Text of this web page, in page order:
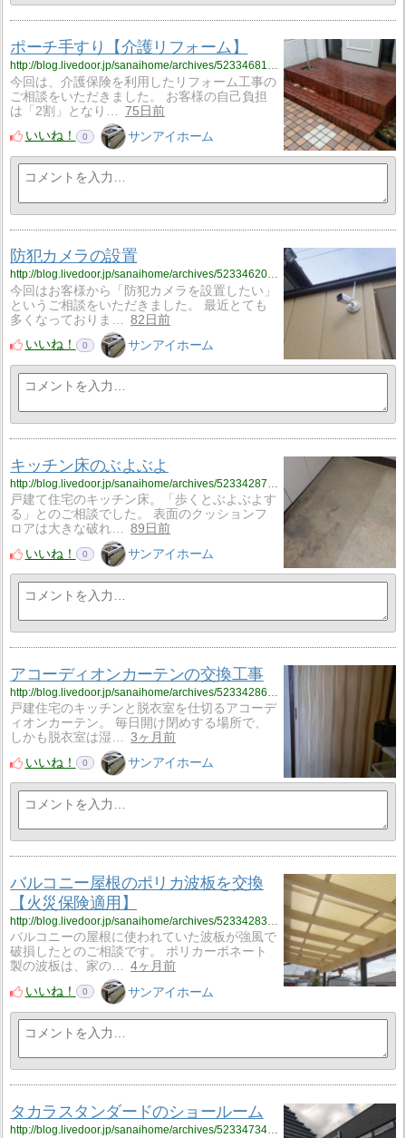
ポーチ手すり【介護リフォーム】
http://blog.livedoor.jp/sanaihome/archives/52334681.html
今回は、介護保険を利用したリフォーム工事の
ご相談をいただきました。 お客様の自己負担
は「2割」となり…
75日前
いいね！
0 サンアイホーム
防犯カメラの設置
http://blog.livedoor.jp/sanaihome/archives/52334620.html
今回はお客様から「防犯カメラを設置したい」
というご相談をいただきました。 最近とても
多くなっておりま…
82日前
いいね！
0 サンアイホーム
キッチン床のぶよぶよ
戸建て住宅のキッチン床。「歩くとぶよぶよす
る」とのご相談でした。 表面のクッションフ
ロアは大きな破れ…
89日前
いいね！
0 サンアイホーム
アコーディオンカーテンの交換工事
戸建住宅のキッチンと脱衣室を仕切るアコーデ
ィオンカーテン。 毎日開け閉めする場所で、
しかも脱衣室は湿…
3ヶ月前
いいね！
0 サンアイホーム
バルコニー屋根のポリカ波板を交換
【火災保険適用】
http://blog.livedoor.jp/sanaihome/archives/52334283.html
バルコニーの屋根に使われていた波板が強風で
破損したとのご相談です。 ポリカーボネート
製の波板は、家の…
4ヶ月前
いいね！
0 サンアイホーム
タカラスタンダードのショールーム
http://blog.livedoor.jp/sanaihome/archives/52334734.html